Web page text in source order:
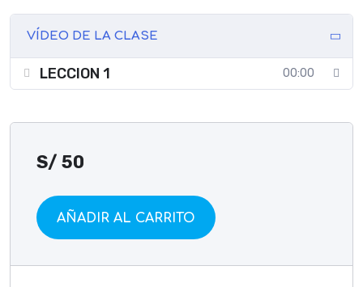
VÍDEO DE LA CLASE
LECCION 1 00:00
S/ 50
AÑADIR AL CARRITO